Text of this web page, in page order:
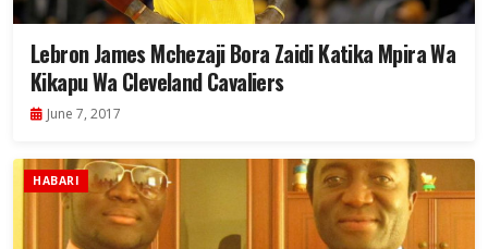
Lebron James Mchezaji Bora Zaidi Katika Mpira Wa
Kikapu Wa Cleveland Cavaliers
June 7, 2017
HABARI